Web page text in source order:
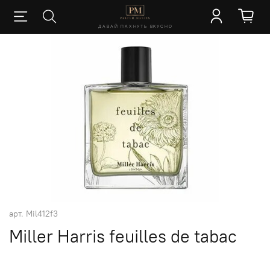
ДАВАЙ ПАХНУТЬ ВКУСНО
арт. Mil412f3
Miller Harris feuilles de tabac